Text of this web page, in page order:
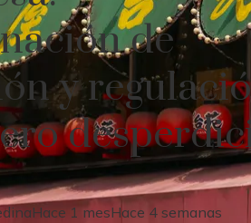
de
y
Hace 1 mesHace 4 semanas